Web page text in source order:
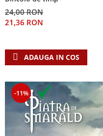
24,00 RON
21,36 RON
ADAUGA IN COS
-11%